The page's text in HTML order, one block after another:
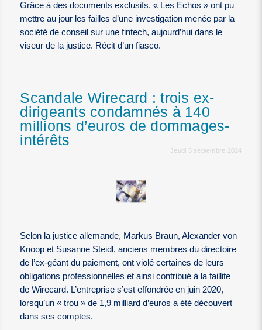
Grâce à des documents exclusifs, « Les Echos » ont pu
mettre au jour les failles d’une investigation menée par la
société de conseil sur une fintech, aujourd’hui dans le
viseur de la justice. Récit d’un fiasco.
Scandale Wirecard : trois ex-
dirigeants condamnés à 140
millions d’euros de dommages-
intérêts
Jeudi 5 septembre 2024
Selon la justice allemande, Markus Braun, Alexander von
Knoop et Susanne Steidl, anciens membres du directoire
de l’ex-géant du paiement, ont violé certaines de leurs
obligations professionnelles et ainsi contribué à la faillite
de Wirecard. L’entreprise s’est effondrée en juin 2020,
lorsqu’un « trou » de 1,9 milliard d’euros a été découvert
dans ses comptes.